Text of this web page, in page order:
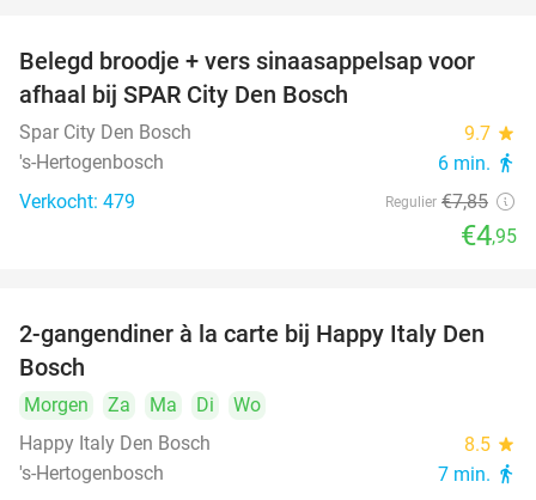
37%
Belegd broodje + vers sinaasappelsap voor
afhaal bij SPAR City Den Bosch
Spar City Den Bosch 9.7 star
's-Hertogenbosch 6 min. directions_walk
Verkocht: 479 Regulier €7,85
€4,95
35%
2-gangendiner à la carte bij Happy Italy Den
Bosch
Morgen Za Ma Di
Wo
Happy Italy Den Bosch
8.5 star
's-Hertogenbosch 7 min. directions_walk